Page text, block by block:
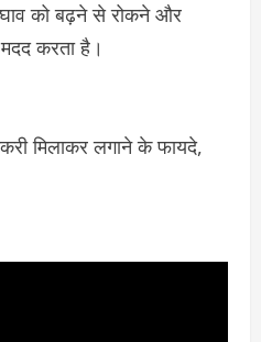
को बढ़ने से रोकने और
करता है।